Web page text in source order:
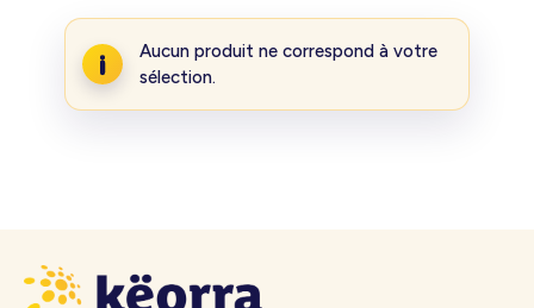
Aucun produit ne correspond à votre
sélection.